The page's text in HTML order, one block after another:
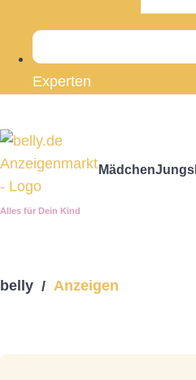
Experten
Alles für Dein Kind
MädchenJungs
belly / Anzeigen